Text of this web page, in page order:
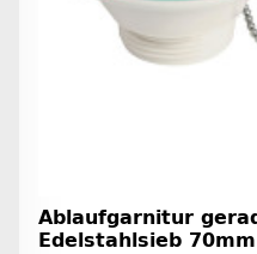
Ablaufgarnitur
Edelstahlsieb 70mm